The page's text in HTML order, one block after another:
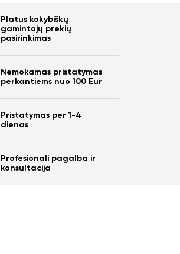
Platus kokybiškų
gamintojų prekių
pasirinkimas
Nemokamas pristatymas
perkantiems nuo 100 Eur
Pristatymas per 1-4
dienas
Profesionali pagalba ir
konsultacija